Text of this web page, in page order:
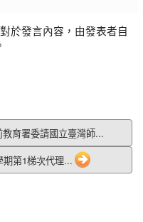
於發言內容，由發表者自
育署委請國立臺灣師...
期第1梯次代理...